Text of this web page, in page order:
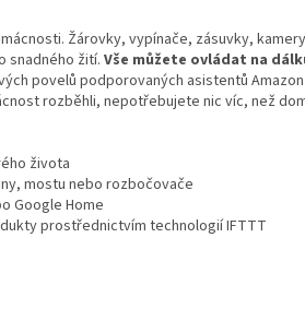
Žárovky, vypínače, zásuvky,
snadného žití. Vše můžete ovládat na
povelů podporovaných asistentů Amazon
rozběhli, nepotřebujete nic víc, než
života
mostu nebo rozbočovače
Google Home
prostřednictvím technologií IFTTT